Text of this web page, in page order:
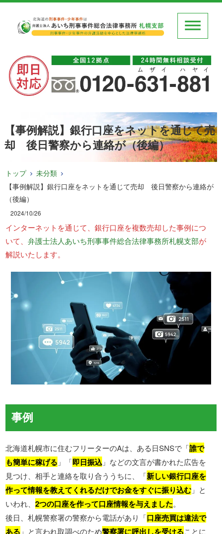
【事例解説】銀行口座をネットを通じて売
却 後日警察から連絡が（後編）
トップ
未分類
【事例解説】銀行口座をネットを通じて売却 後日警察から連絡が
（後編）
2024/10/26
インターネットを通じて、銀行口座を複数売却した事例につ
いて、弁護士法人あいち刑事事件総合法律事務所札幌支部が
解説いたします。
事例
北海道札幌市に住むフリーターのAは、ある日SNSで「誰で
も簡単に稼げる 」「即日振込 」などの文言が書かれた広告を
見つけ、相手と連絡を取り合ううちに、「新しい銀行口座を
作って情報を教えてくれるだけでお金をすぐに振り込む 」と
いわれ、2つの口座を作って口座情報を与えました。
後日、札幌警察署の警察から電話があり「口座売買は違法で
ある 」と言われ取調べのため警察署に呼出しを受けることに